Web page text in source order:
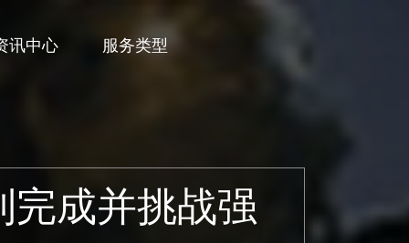
讯中心 服务类型
成并挑战强